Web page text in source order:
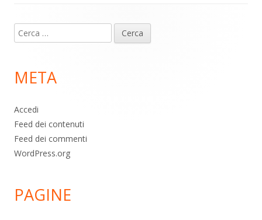
piè
pagina
Ricerca
per:
META
Accedi
Feed dei contenuti
Feed dei commenti
WordPress.org
PAGINE